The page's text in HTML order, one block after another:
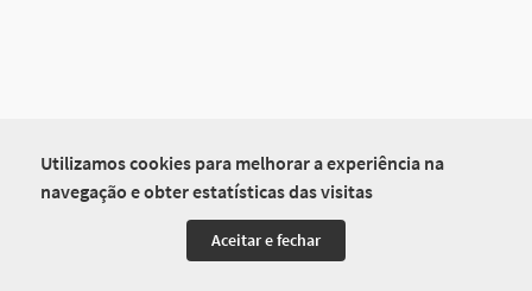
Utilizamos cookies para melhorar a experiência na
navegação e obter estatísticas das visitas
Aceitar e fechar